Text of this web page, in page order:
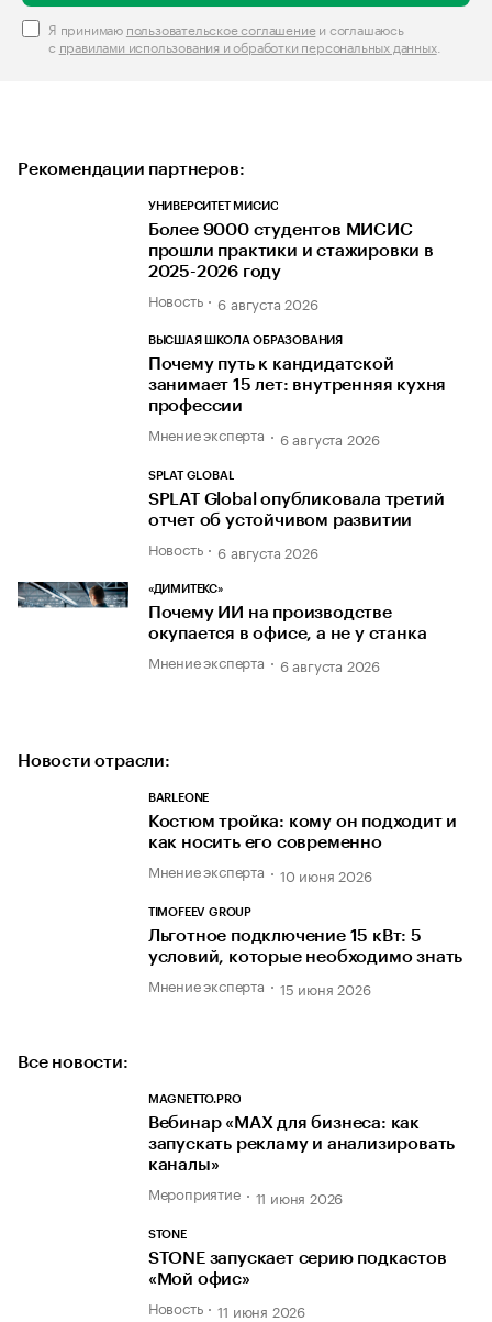
Я принимаю пользовательское соглашениеи соглашаюсь
с правилами использования и обработки персональных данных.
Рекомендации партнеров:
УНИВЕРСИТЕТ МИСИС
Более 9000 студентов МИСИС
прошли практики и стажировки в
2025-2026 году
Новость 6 августа 2026
ВЫСШАЯ ШКОЛА ОБРАЗОВАНИЯ
Почему путь к кандидатской
занимает 15 лет: внутренняя кухня
профессии
Мнение эксперта 6 августа 2026
SPLAT GLOBAL
SPLAT Global опубликовала третий
отчет об устойчивом развитии
Новость 6 августа 2026
«ДИМИТЕКС»
Почему ИИ на производстве
окупается в офисе, а не у станка
Мнение эксперта 6 августа 2026
Новости отрасли:
BARLEONE
Костюм тройка: кому он подходит и
как носить его современно
Мнение эксперта 10 июня 2026
TIMOFEEV GROUP
Льготное подключение 15 кВт: 5
условий, которые необходимо знать
Мнение эксперта 15 июня 2026
Все новости:
MAGNETTO.PRO
Вебинар «MAX для бизнеса: как
запускать рекламу и анализировать
каналы»
Мероприятие 11 июня 2026
STONE
STONE запускает серию подкастов
«Мой офис»
Новость 11 июня 2026